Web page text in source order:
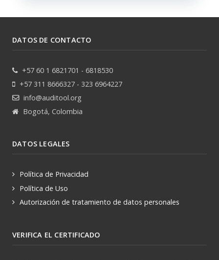
DATOS DE CONTACTO
+57 60 1 6821701 - 6818530
+57 311 8666327 - 323 6964227
info@auditool.org
Bogotá, Colombia
DATOS LEGALES
Política de Privacidad
Política de Uso
Autorización de tratamiento de datos personales
VERIFICA EL CERTIFICADO